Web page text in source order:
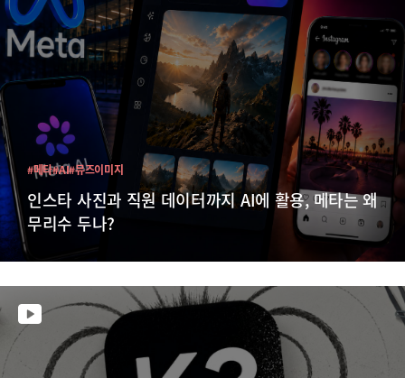
인스타 사진과 직원 데이터까지 AI에 활용, 메타는 왜
무리수 두나?
#메타#AI#뮤즈이미지